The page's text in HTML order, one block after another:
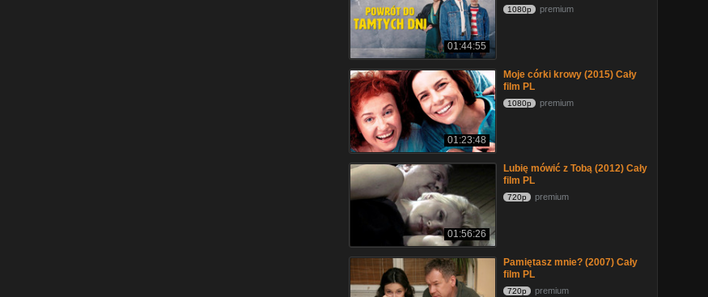
01:44:55
1080p premium
01:23:48
Moje córki krowy (2015) Cały
film PL
1080p premium
01:56:26
Lubię mówić z Tobą (2012) Cały
film PL
720p premium
Pamiętasz mnie? (2007) Cały
film PL
720p premium